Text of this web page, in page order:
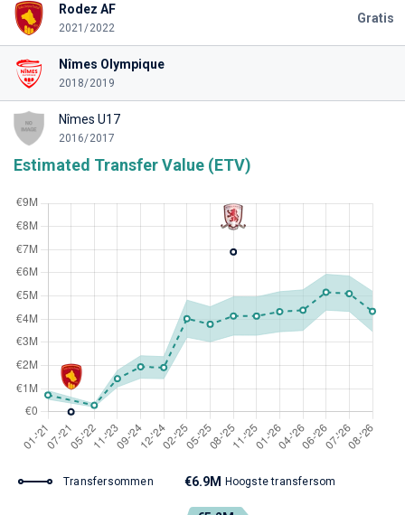
Rodez AF
2021/2022
Gratis
Nîmes Olympique
2018/2019
Nîmes U17
2016/2017
Estimated Transfer Value (ETV)
Transfersommen €6.9M Hoogste transfersom